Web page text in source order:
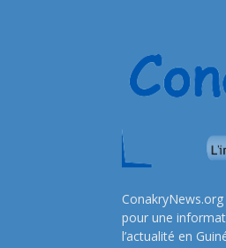
pour une
l’actualité en